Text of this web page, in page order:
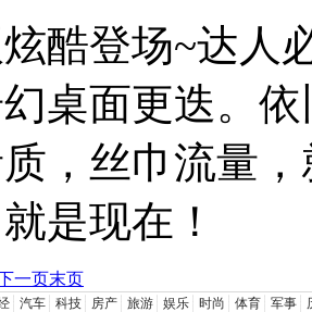
酷登场~达人
桌面更迭。
，丝巾流量
是现在！
一页末页
汽车 科技 房产 旅游 娱乐 时尚 体育 军事